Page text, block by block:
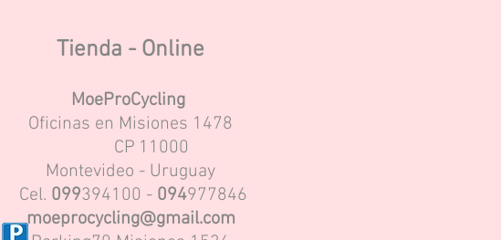
Tienda - Online
MoeProCycling
Oficinas en Misiones 1478
CP 11000
Montevideo - Uruguay
Cel. 099394100 - 094977846
moeprocycling@gmail.com